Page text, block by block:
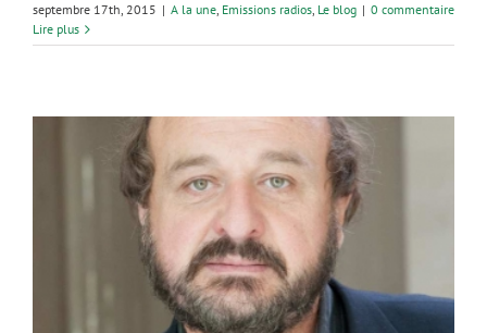
septembre 17th, 2015 | A la une, Emissions radios, Le blog | 0 commentaire
Lire plus